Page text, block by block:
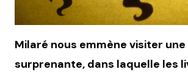
Milaré nous emmène visiter une
surprenante, dans laquelle les